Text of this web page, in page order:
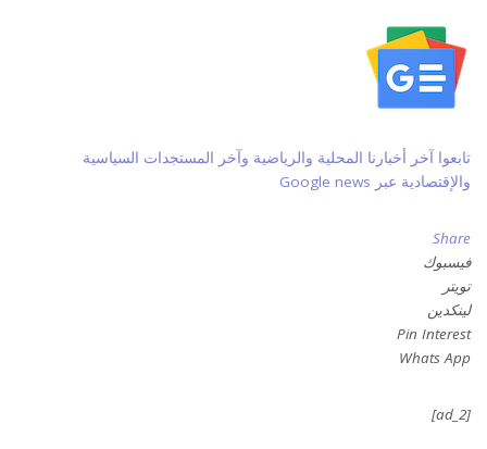
تابعوا آخر أخبارنا المحلية والرياضية وآخر المستجدات السياسية
والإقتصادية عبر Google news
Share
فيسبوك
تويتر
لينكدين
Pin Interest
Whats App
[ad_2]